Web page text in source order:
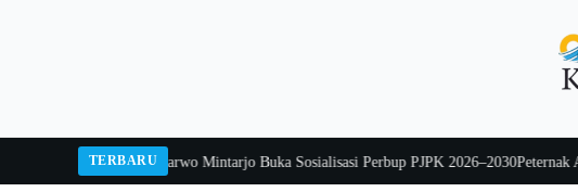
TERBARU
Pj Sekda Sarwo Mintarjo Buka Sosialisasi Perbup PJPK 2026–2030Peternak Ayam